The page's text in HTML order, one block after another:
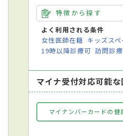
特徴から探す
よく利用される条件
女性医師在籍 キッズスペ
19時以降診療可 訪問診
マイナ受付対応可能
マイナンバーカードの健